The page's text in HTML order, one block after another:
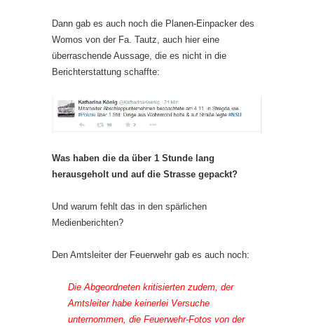
Dann gab es auch noch die Planen-Einpacker des
Womos von der Fa. Tautz, auch hier eine
überraschende Aussage, die es nicht in die
Berichterstattung schaffte:
Was haben die da über 1 Stunde lang
herausgeholt und auf die Strasse gepackt?
Und warum fehlt das in den spärlichen
Medienberichten?
Den Amtsleiter der Feuerwehr gab es auch noch:
Die Abgeordneten kritisierten zudem, der
Amtsleiter habe keinerlei Versuche
unternommen, die Feuerwehr-Fotos von der